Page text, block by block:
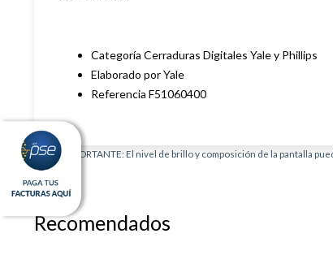
Categoría Cerraduras Digitales Yale y Phillips
Elaborado por Yale
Referencia F51060400
AVISO IMPORTANTE: El nivel de brillo y composición de la pantalla
producto.
Recomendados